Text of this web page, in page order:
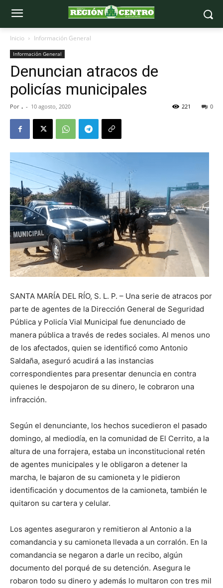
Inicio Información General
Información General
Denuncian atracos de
policías municipales
Por . - 10 agosto, 2020 0
221
SANTA MARÍA DEL RÍO, S. L. P. – Una serie de atracos por
parte de agentes de la Dirección General de Seguridad
Pública y Policía Vial Municipal fue denunciado de
manera pública a través de redes sociales. Al menos uno
de los afectados, quien se identificó como Antonio
Saldaña, aseguró acudirá a las instancias
correspondientes para presentar denuncia en contra
quienes le despojaron de su dinero, le cobraron una
infracción.
Según el denunciante, los hechos sucedieron el pasado
domingo, al mediodía, en la comunidad de El Cerrito, a la
altura de una forrajera, estaba un inconstitucional retén
de agentes municipales y le obligaron a detener la
marcha, le bajaron de su camioneta y le pidieron
identificación y documentos de la camioneta, también le
quitaron su cartera y celular.
Los agentes aseguraron y remitieron al Antonio a la
comandancia y su camioneta llevada a un corralón. En la
comandancia se negaron a darle un recibo, algún
documento del porqué de su detención. Asegura le
robaron todo su dinero y además lo multaron con tres mil